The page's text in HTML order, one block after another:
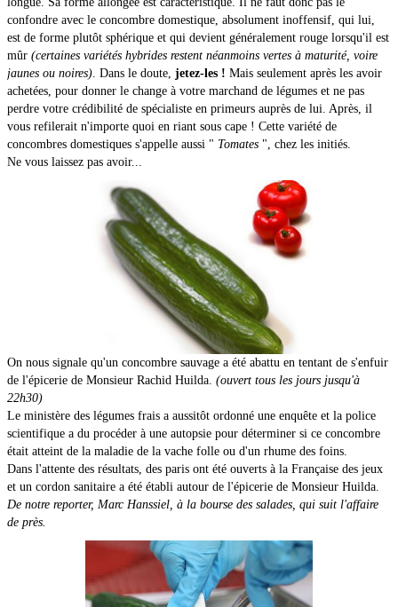
Nouvelles ▼
Blog Déblog
Blog Déblog▼
Pierre DAC
Humoristes favoris
Actualité ▼
confondre avec le concombre domestique, absolument inoffensif, qui lui,
est de forme plutôt sphérique et qui devient généralement rouge lorsqu'il est
mûr (certaines variétés hybrides restent néanmoins vertes à maturité, voire
jaunes ou noires). Dans le doute, jetez-les ! Mais seulement après les avoir
achetées, pour donner le change à votre marchand de légumes et ne pas
perdre votre crédibilité de spécialiste en primeurs auprès de lui. Après, il
vous refilerait n'importe quoi en riant sous cape ! Cette variété de
concombres domestiques s'appelle aussi " Tomates ", chez les initiés.
Ne vous laissez pas avoir...
On nous signale qu'un concombre sauvage a été abattu en tentant de s'enfuir
de l'épicerie de Monsieur Rachid Huilda. (ouvert tous les jours jusqu'à
22h30)
Le ministère des légumes frais a aussitôt ordonné une enquête et la police
scientifique a du procéder à une autopsie pour déterminer si ce concombre
était atteint de la maladie de la vache folle ou d'un rhume des foins.
Dans l'attente des résultats, des paris ont été ouverts à la Française des jeux
et un cordon sanitaire a été établi autour de l'épicerie de Monsieur Huilda.
De notre reporter, Marc Hanssiel, à la bourse des salades, qui suit l'affaire
de près.